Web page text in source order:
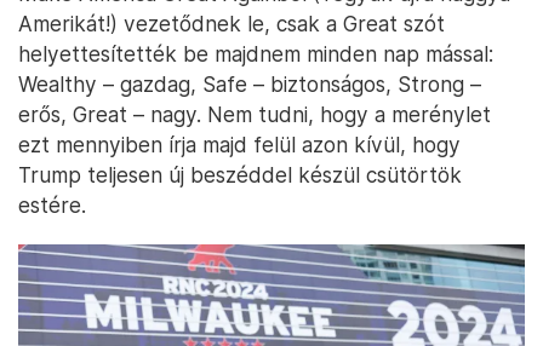
Amerikát!) vezetődnek le, csak a Great szót
helyettesítették be majdnem minden nap mással:
Wealthy – gazdag, Safe – biztonságos, Strong –
erős, Great – nagy. Nem tudni, hogy a merénylet
ezt mennyiben írja majd felül azon kívül, hogy
Trump teljesen új beszéddel készül csütörtök
estére.